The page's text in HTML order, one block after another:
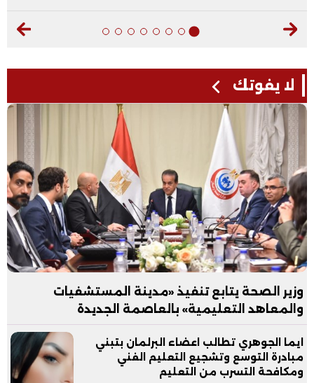
لا يفوتك
وزير الصحة يتابع تنفيذ «مدينة المستشفيات
والمعاهد التعليمية» بالعاصمة الجديدة
ايما الجوهري تطالب اعضاء البرلمان بتبني
مبادرة التوسع وتشجيع التعليم الفني
ومكافحة التسرب من التعليم